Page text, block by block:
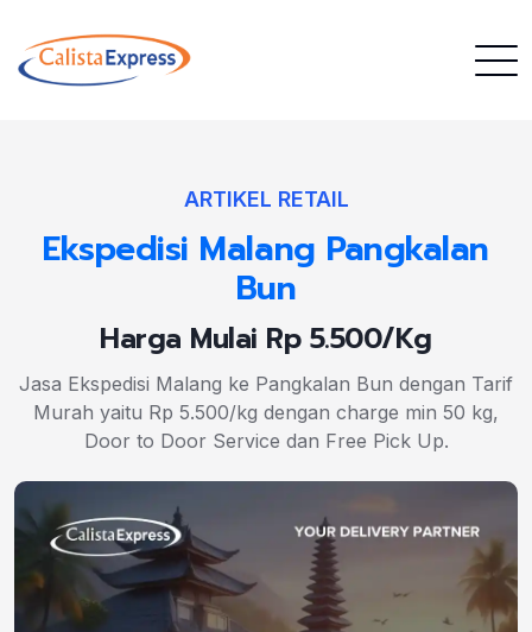
ARTIKEL RETAIL
Ekspedisi Malang Pangkalan
Bun
Harga Mulai Rp 5.500/Kg
Jasa Ekspedisi Malang ke Pangkalan Bun dengan Tarif
Murah yaitu Rp 5.500/kg dengan charge min 50 kg,
Door to Door Service dan Free Pick Up.